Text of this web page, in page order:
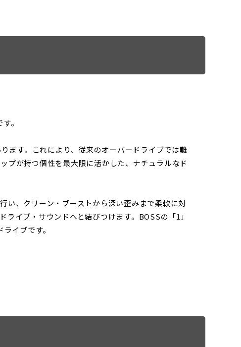
。
ます。これにより、従来のオーバードライブでは難
プが持つ個性を最大限に活かした、ナチュラルなド
い、クリーン・ブーストから深い歪みまで柔軟に対
イブ・サウンドへと結びつけます。BOSSの「1」
イブです。